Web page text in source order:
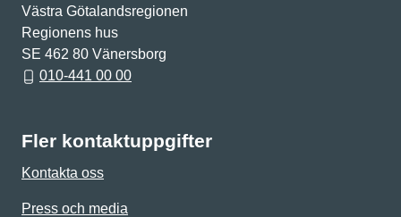
Västra Götalandsregionen
Regionens hus
SE 462 80 Vänersborg
010-441 00 00
Fler kontaktuppgifter
Kontakta oss
Press och media